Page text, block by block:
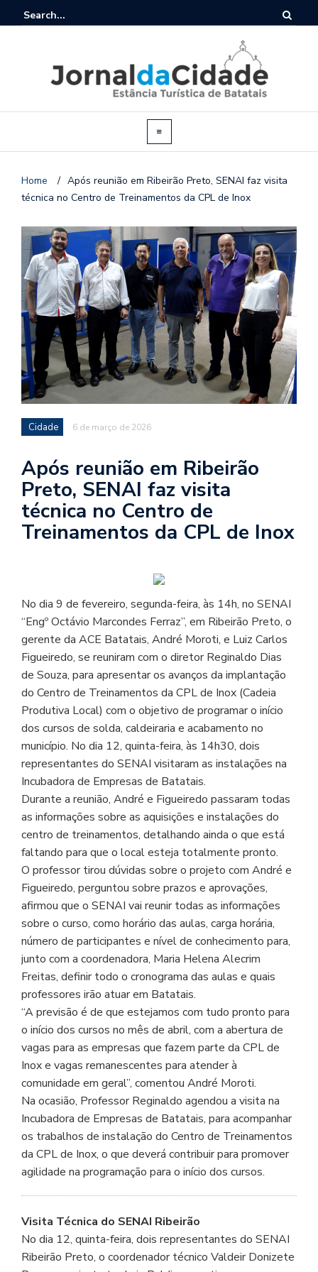
Home / Após reunião em Ribeirão Preto, SENAI faz visita
técnica no Centro de Treinamentos da CPL de Inox
Cidade 6 de março de 2026
Após reunião em Ribeirão
Preto, SENAI faz visita
técnica no Centro de
Treinamentos da CPL de Inox
No dia 9 de fevereiro, segunda-feira, às 14h, no SENAI
“Engº Octávio Marcondes Ferraz”, em Ribeirão Preto, o
gerente da ACE Batatais, André Moroti, e Luiz Carlos
Figueiredo, se reuniram com o diretor Reginaldo Dias
de Souza, para apresentar os avanços da implantação
do Centro de Treinamentos da CPL de Inox (Cadeia
Produtiva Local) com o objetivo de programar o início
dos cursos de solda, caldeiraria e acabamento no
município. No dia 12, quinta-feira, às 14h30, dois
representantes do SENAI visitaram as instalações na
Incubadora de Empresas de Batatais.
Durante a reunião, André e Figueiredo passaram todas
as informações sobre as aquisições e instalações do
centro de treinamentos, detalhando ainda o que está
faltando para que o local esteja totalmente pronto.
O professor tirou dúvidas sobre o projeto com André e
Figueiredo, perguntou sobre prazos e aprovações,
afirmou que o SENAI vai reunir todas as informações
sobre o curso, como horário das aulas, carga horária,
número de participantes e nível de conhecimento para,
junto com a coordenadora, Maria Helena Alecrim
Freitas, definir todo o cronograma das aulas e quais
professores irão atuar em Batatais.
“A previsão é de que estejamos com tudo pronto para
o início dos cursos no mês de abril, com a abertura de
vagas para as empresas que fazem parte da CPL de
Inox e vagas remanescentes para atender à
comunidade em geral”, comentou André Moroti.
Na ocasião, Professor Reginaldo agendou a visita na
Incubadora de Empresas de Batatais, para acompanhar
os trabalhos de instalação do Centro de Treinamentos
da CPL de Inox, o que deverá contribuir para promover
agilidade na programação para o início dos cursos.
Visita Técnica do SENAI Ribeirão
No dia 12, quinta-feira, dois representantes do SENAI
Ribeirão Preto, o coordenador técnico Valdeir Donizete